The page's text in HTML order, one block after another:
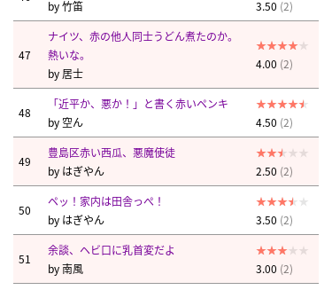
by竹笛 3.50 (2)
47
ナイツ、赤の他人同士うどん煮たのか。
熱いな。
by 居士
4.00 (2)
48
「近平か、悪か！」と書く赤いペンキ
by 空ん 4.50 (2)
49
豊島区赤い西瓜、悪魔使徒
by はぎやん 2.50 (2)
50
ペッ！家内は田舎っぺ！
by はぎやん 3.50 (2)
51
余談、ヘビ口に乳首変だよ
by南風 3.00 (2)